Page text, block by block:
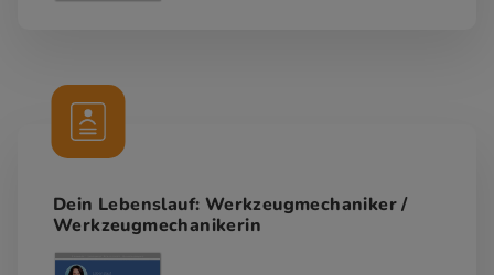
Dein Lebenslauf: Werkzeugmechaniker /
Werkzeugmechanikerin